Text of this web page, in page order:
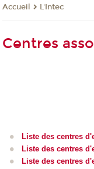
Accueil L'Intec
Centres
Liste des centres
Liste des centres
Liste des centres